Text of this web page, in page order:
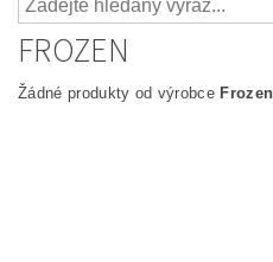
FROZEN
Žádné produkty od výrobce Frozen